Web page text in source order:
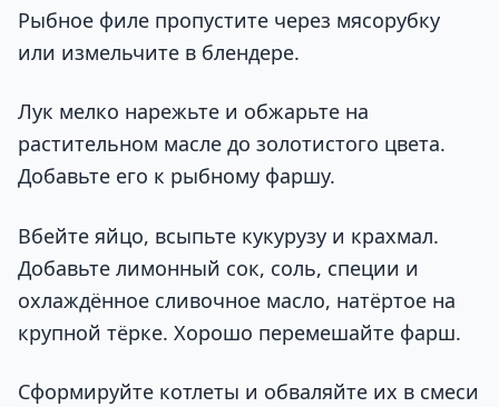
Рыбное филе пропустите через мясорубку
или измельчите в блендере.
Лук мелко нарежьте и обжарьте на
растительном масле до золотистого цвета.
Добавьте его к рыбному фаршу.
Вбейте яйцо, всыпьте кукурузу и крахмал.
Добавьте лимонный сок, соль, специи и
охлаждённое сливочное масло, натёртое на
крупной тёрке. Хорошо перемешайте фарш.
Сформируйте котлеты и обваляйте их в смеси